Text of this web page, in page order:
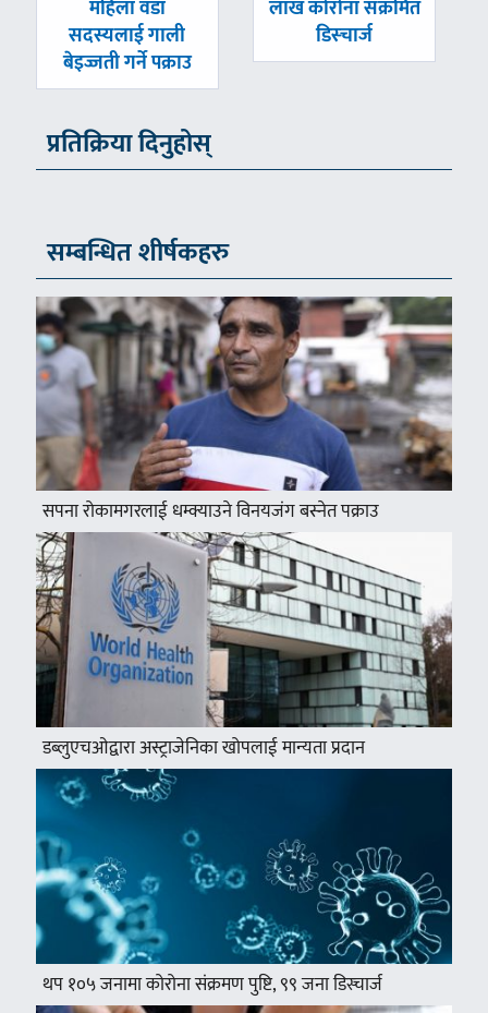
महिला वडा
सदस्यलाई गाली
बेइज्जती गर्ने पक्राउ
-लाख कोरोना संक्रमित
डिस्चार्ज
प्रतिक्रिया दिनुहोस्
सम्बन्धित शीर्षकहरु
सपना रोकामगरलाई धम्क्याउने विनयजंग बस्नेत पक्राउ
डब्लुएचओद्वारा अस्ट्राजेनिका खोपलाई मान्यता प्रदान
थप १०५ जनामा कोरोना संक्रमण पुष्टि, ९९ जना डिस्चार्ज